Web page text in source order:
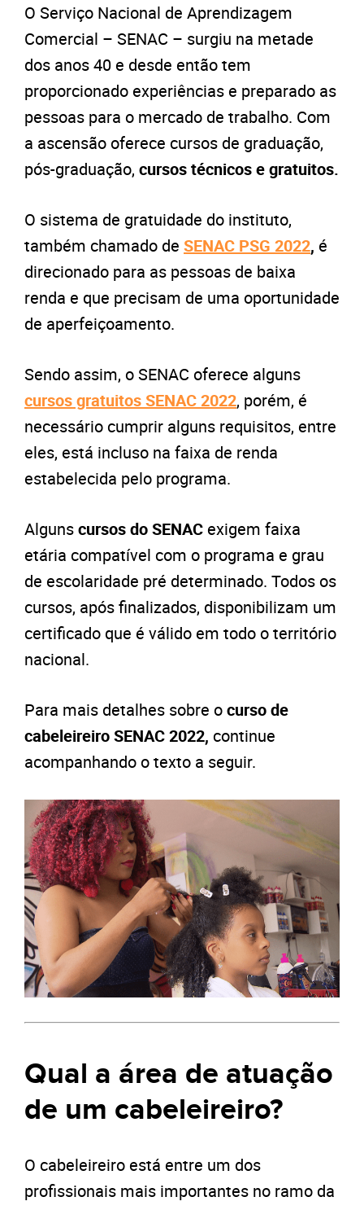
O Serviço Nacional de Aprendizagem
Comercial – SENAC – surgiu na metade
dos anos 40 e desde então tem
proporcionado experiências e preparado as
pessoas para o mercado de trabalho. Com
a ascensão oferece cursos de graduação,
pós-graduação, cursos técnicos e gratuitos.
O sistema de gratuidade do instituto,
também chamado de SENAC PSG 2022, é
direcionado para as pessoas de baixa
renda e que precisam de uma oportunidade
de aperfeiçoamento.
Sendo assim, o SENAC oferece alguns
cursos gratuitos SENAC 2022, porém, é
necessário cumprir alguns requisitos, entre
eles, está incluso na faixa de renda
estabelecida pelo programa.
Algunscursos do SENAC exigem faixa
etária compatível com o programa e grau
de escolaridade pré determinado. Todos os
cursos, após finalizados, disponibilizam um
certificado que é válido em todo o território
nacional.
Para mais detalhes sobre ocurso de
cabeleireiro SENAC 2022, continue
acompanhando o texto a seguir.
Qual a área de atuação
de um cabeleireiro?
O cabeleireiro está entre um dos
profissionais mais importantes no ramo da